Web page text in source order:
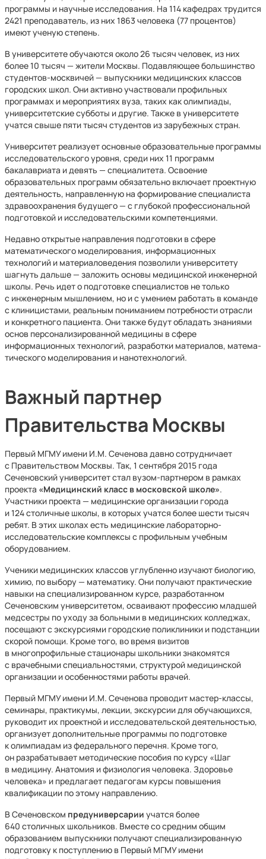
программы и научные исследования. На 114 кафедрах трудится
2421 преподаватель, из них 1863 человека (77 процентов)
имеют ученую степень.
В университете обучаются около 26 тысяч человек, из них
более 10 тысяч — жители Москвы. Подавляющее большинство
студентов-москвичей — выпускники медицинских классов
городских школ. Они активно участвовали профильных
программах и мероприятиях вуза, таких как олимпиады,
университетские субботы и другие. Также в университете
учатся свыше пяти тысяч студентов из зарубежных стран.
Университет реализует основные образовательные программы
исследо­вательского уровня, среди них 11 программ
бакалавриата и девять — специалитета. Освоение
образовательных программ обязательно включает проектную
деятельность, направленную на формирование специалиста
здравоохранения будущего — с глубокой профессиональной
подготовкой и исследовательскими компетенциями.
Недавно открытые направления подготовки в сфере
математического моде­лирования, информационных
технологий и материаловедения позволили универ­ситету
шагнуть дальше — заложить основы медицинской инженерной
школы. Речь идет о подготовке специалистов не только
с инженерным мышлением, но и с умением работать в команде
с клиницистами, реальным пониманием потребности отрасли
и конкретного пациента. Они также будут обладать знаниями
основ персонализированной медицины в сфере
информационных технологий, разработки материалов, матема­
тического моделирования и нанотехнологий.
Важный партнер
Правительства Москвы
Первый МГМУ имени И.М. Сеченова давно сотрудничает
с Правительством Москвы. Так, 1 сентября 2015 года
Сеченовский университет стал вузом-партнером в рамках
проекта «Медицинский класс в московской школе».
Участники проекта — медицинские организации города
и 124 столичные школы, в которых учатся более шести тысяч
ребят. В этих школах есть медицинские лабораторно-
исследовательские комплексы с профильным учебным
оборудованием.
Ученики медицинских классов углубленно изучают биологию,
химию, по выбору — математику. Они получают практические
навыки на специализированном курсе, разработанном
Сеченовским университетом, осваивают профессию младшей
медсестры по уходу за больными в медицинских колледжах,
посещают с экскурсиями городские поликлиники и подстанции
скорой помощи. Кроме того, во время визитов
в многопрофильные стационары школьники знакомятся
с врачебными специальностями, структурой медицинской
организации и особенностями работы врачей.
Первый МГМУ имени И.М. Сеченова проводит мастер-классы,
семинары, практикумы, лекции, экскурсии для обучающихся,
руководит их проектной и исследовательской деятельностью,
организует дополнительные программы по подготовке
к олимпиадам из федерального перечня. Кроме того,
он разрабатывает методические пособия по курсу «Шаг
в медицину. Анатомия и физиология человека. Здоровье
человека» и предлагает педагогам курсы повышения
квалификации по этому направлению.
В Сеченовском предуниверсарии учатся более
640 столичных школьников. Вместе со средним общим
образованием выпускники получают специализированную
подготовку к поступлению в Первый МГМУ имени